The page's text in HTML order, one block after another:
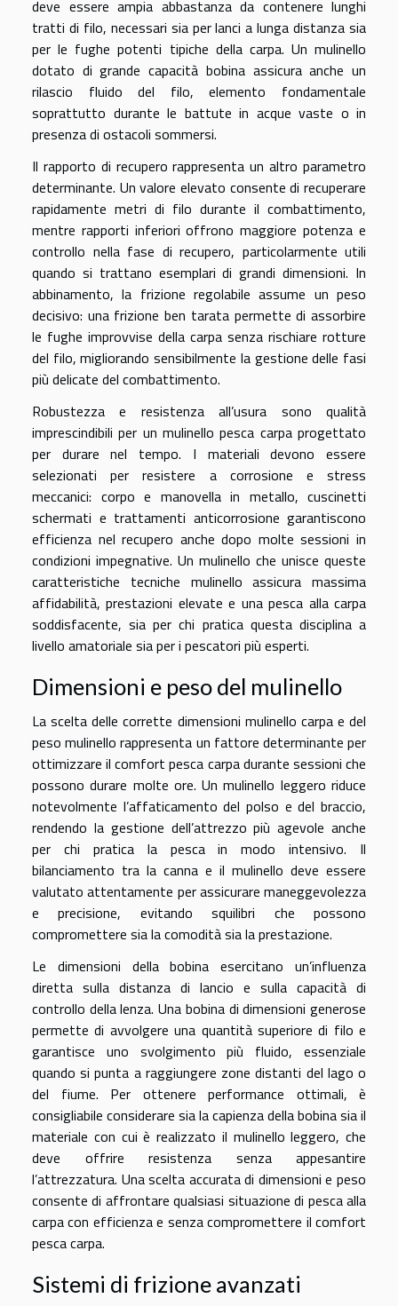
deve essere ampia abbastanza da contenere lunghi
tratti di filo, necessari sia per lanci a lunga distanza sia
per le fughe potenti tipiche della carpa. Un mulinello
dotato di grande capacità bobina assicura anche un
rilascio fluido del filo, elemento fondamentale
soprattutto durante le battute in acque vaste o in
presenza di ostacoli sommersi.
Il rapporto di recupero rappresenta un altro parametro
determinante. Un valore elevato consente di recuperare
rapidamente metri di filo durante il combattimento,
mentre rapporti inferiori offrono maggiore potenza e
controllo nella fase di recupero, particolarmente utili
quando si trattano esemplari di grandi dimensioni. In
abbinamento, la frizione regolabile assume un peso
decisivo: una frizione ben tarata permette di assorbire
le fughe improvvise della carpa senza rischiare rotture
del filo, migliorando sensibilmente la gestione delle fasi
più delicate del combattimento.
Robustezza e resistenza all’usura sono qualità
imprescindibili per un mulinello pesca carpa progettato
per durare nel tempo. I materiali devono essere
selezionati per resistere a corrosione e stress
meccanici: corpo e manovella in metallo, cuscinetti
schermati e trattamenti anticorrosione garantiscono
efficienza nel recupero anche dopo molte sessioni in
condizioni impegnative. Un mulinello che unisce queste
caratteristiche tecniche mulinello assicura massima
affidabilità, prestazioni elevate e una pesca alla carpa
soddisfacente, sia per chi pratica questa disciplina a
livello amatoriale sia per i pescatori più esperti.
Dimensioni e peso del mulinello
La scelta delle corrette dimensioni mulinello carpa e del
peso mulinello rappresenta un fattore determinante per
ottimizzare il comfort pesca carpa durante sessioni che
possono durare molte ore. Un mulinello leggero riduce
notevolmente l’affaticamento del polso e del braccio,
rendendo la gestione dell’attrezzo più agevole anche
per chi pratica la pesca in modo intensivo. Il
bilanciamento tra la canna e il mulinello deve essere
valutato attentamente per assicurare maneggevolezza
e precisione, evitando squilibri che possono
compromettere sia la comodità sia la prestazione.
Le dimensioni della bobina esercitano un’influenza
diretta sulla distanza di lancio e sulla capacità di
controllo della lenza. Una bobina di dimensioni generose
permette di avvolgere una quantità superiore di filo e
garantisce uno svolgimento più fluido, essenziale
quando si punta a raggiungere zone distanti del lago o
del fiume. Per ottenere performance ottimali, è
consigliabile considerare sia la capienza della bobina sia il
materiale con cui è realizzato il mulinello leggero, che
deve offrire resistenza senza appesantire
l’attrezzatura. Una scelta accurata di dimensioni e peso
consente di affrontare qualsiasi situazione di pesca alla
carpa con efficienza e senza compromettere il comfort
pesca carpa.
Sistemi di frizione avanzati